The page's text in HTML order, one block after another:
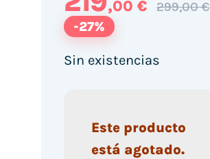
,00 € 299,00 €
-27%
Sin existencias
Este producto
está agotado.